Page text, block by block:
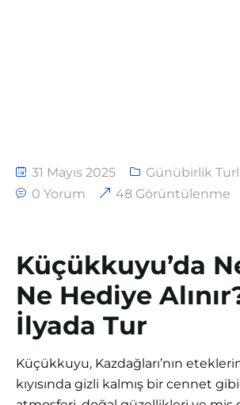
31 Mayıs 2025
Günübirlik
0 Yorum
48 Görüntülenme
Küçükkuyu’da
Ne Hediye
İlyada Tur
Küçükkuyu, Kazdağları’nın
kıyısında gizli kalmış bir cennet